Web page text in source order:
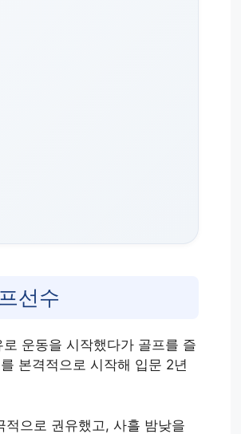
선수
운동을 시작했다가 골프를 즐
본격적으로 시작해 입문 2년
으로 권유했고, 사흘 밤낮을